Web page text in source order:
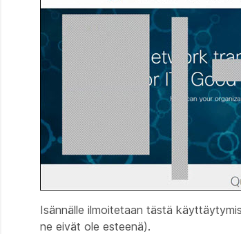
Isännälle ilmoitetaan tästä
ne eivät ole esteenä).